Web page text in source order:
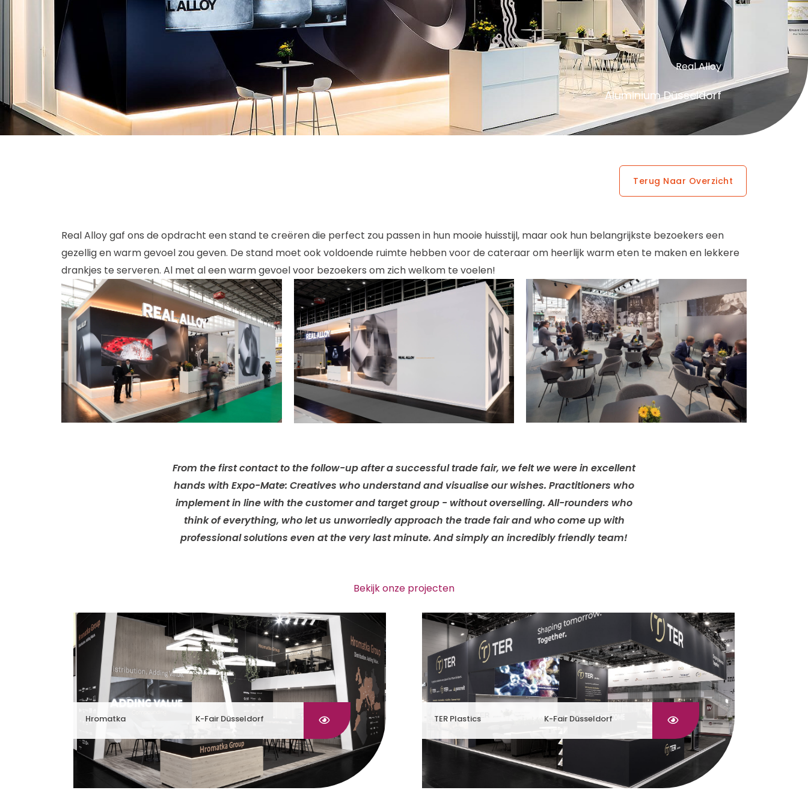
Real Alloy
Aluminium Düsseldorf
Terug Naar Overzicht
Real Alloy gaf ons de opdracht een stand te creëren die perfect zou passen in hun mooie huisstijl, maar ook hun belangrijkste bezoekers een
gezellig en warm gevoel zou geven. De stand moet ook voldoende ruimte hebben voor de cateraar om heerlijk warm eten te maken en lekkere
drankjes te serveren. Al met al een warm gevoel voor bezoekers om zich welkom te voelen!
From the first contact to the follow-up after a successful trade fair, we felt we were in excellent
hands with Expo-Mate: Creatives who understand and visualise our wishes. Practitioners who
implement in line with the customer and target group - without overselling. All-rounders who
think of everything, who let us unworriedly approach the trade fair and who come up with
professional solutions even at the very last minute. And simply an incredibly friendly team!
Bekijk onze projecten
Hromatka K-Fair Düsseldorf TER Plastics K-Fair Düsseldorf